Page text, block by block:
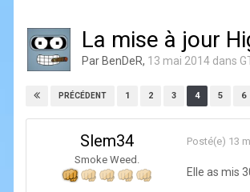
La mise à jour
Par BenDeR, 13 mai 2014 dans
PRÉCÉDENT 1 2 3 4 5 6
Slem34
Smoke Weed.
Posté(e) 13
Elle as mis